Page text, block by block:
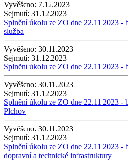
Vyvěšeno: 7.12.2023
Sejmutí: 31.12.2023
Splnění úkolu ze ZO dne 22.11.2023 -
služba
Vyvěšeno: 30.11.2023
Sejmutí: 31.12.2023
Splnění úkolu ze ZO dne 22.11.2023 -
Vyvěšeno: 30.11.2023
Sejmutí: 31.12.2023
Splnění úkolu ze ZO dne 22.11.2023 -
Plchov
Vyvěšeno: 30.11.2023
Sejmutí: 31.12.2023
Splnění úkolu ze ZO dne 22.11.2023 -
dopravní a technické infrastruktury